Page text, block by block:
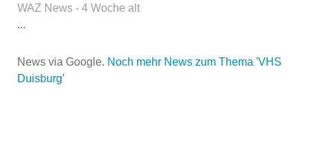
Name der Volkshochschule
WAZ News - 4 Woche alt
...
News via Google. Noch mehr News zum Thema 'VHS
Duisburg'